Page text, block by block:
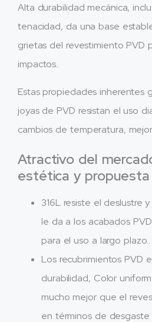
Alta durabilidad mecánica,
tenacidad, da una base
grietas del revestimiento PVD
impactos..
Estas propiedades inherentes
joyas de PVD resistan el uso
cambios de temperatura,
Atractivo del
estética y
316L resiste el deslustre
le da a los acabados
para el uso a largo plazo..
Los recubrimientos PVD
durabilidad, Color
mucho mejor que el
en términos de desgaste